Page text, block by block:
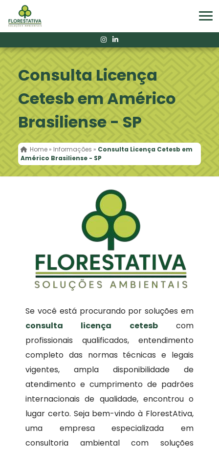
Consulta Licença
Cetesb em Américo
Brasiliense - SP
Home » Informações » Consulta Licença Cetesb em
Américo Brasiliense - SP
Se você está procurando por soluções em
consulta licença cetesbcom
profissionais qualificados, entendimento
completo das normas técnicas e legais
vigentes, ampla disponibilidade de
atendimento e cumprimento de padrões
internacionais de qualidade, encontrou o
lugar certo. Seja bem-vindo à FlorestAtiva,
uma empresa especializada em
consultoria ambiental com soluções